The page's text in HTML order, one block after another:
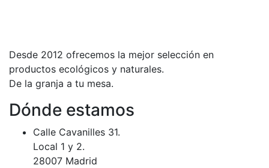
Desde 2012 ofrecemos la mejor selección en
productos ecológicos y naturales.
De la granja a tu mesa.
Dónde estamos
Calle Cavanilles 31.
Local 1 y 2.
28007 Madrid